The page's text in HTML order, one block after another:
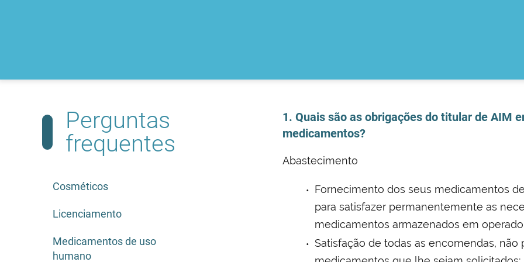
Perguntas
frequentes
Cosméticos
Licenciamento
Medicamentos de uso
humano
1. Quais são as obrigações do titular de AIM
medicamentos?
Abastecimento
Fornecimento dos seus medicamentos
para satisfazer permanentemente as
medicamentos armazenados em
Satisfação de todas as encomendas,